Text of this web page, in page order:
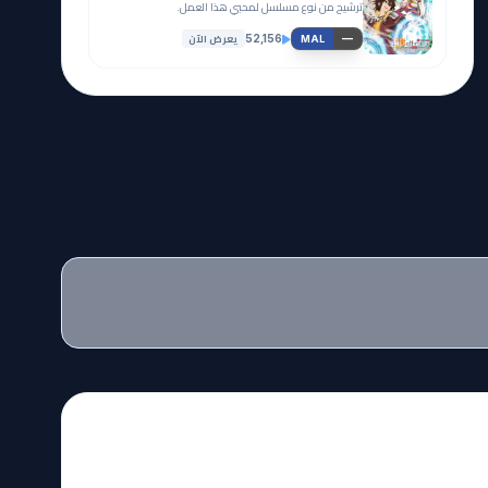
ترشيح من نوع مسلسل لمحبي هذا العمل.
MAL —
52,156 يعرض الآن